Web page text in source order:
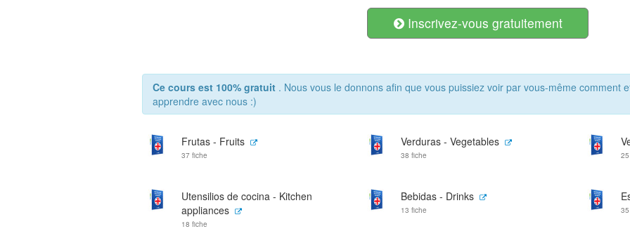
Inscrivez-vous gratuitement
Ce cours est 100% gratuit . Nous vous le donnons afin que vous puissiez voir par vous-même comment
apprendre avec nous :)
Frutas - Fruits
37 fiche
Verduras - Vegetables
38 fiche
Utensilios de cocina - Kitchen
appliances
18 fiche
Bebidas - Drinks
13 fiche